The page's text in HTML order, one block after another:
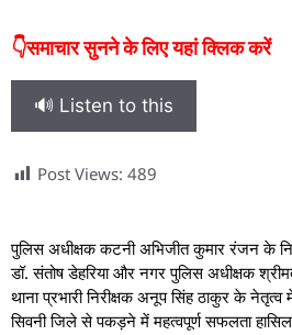
👇समाचार सुनने के लिए यहां क्लिक करें
🔊 Listen to this
Post Views: 489
पुलिस अधीक्षक कटनी अभिजीत कुमार रंजन के
डॉ. संतोष डेहरिया और नगर पुलिस अधीक्षक
थाना प्रभारी निरीक्षक अनूप सिंह ठाकुर के नेतृत्व
सिवनी जिले से पकड़ने में महत्वपूर्ण सफलता